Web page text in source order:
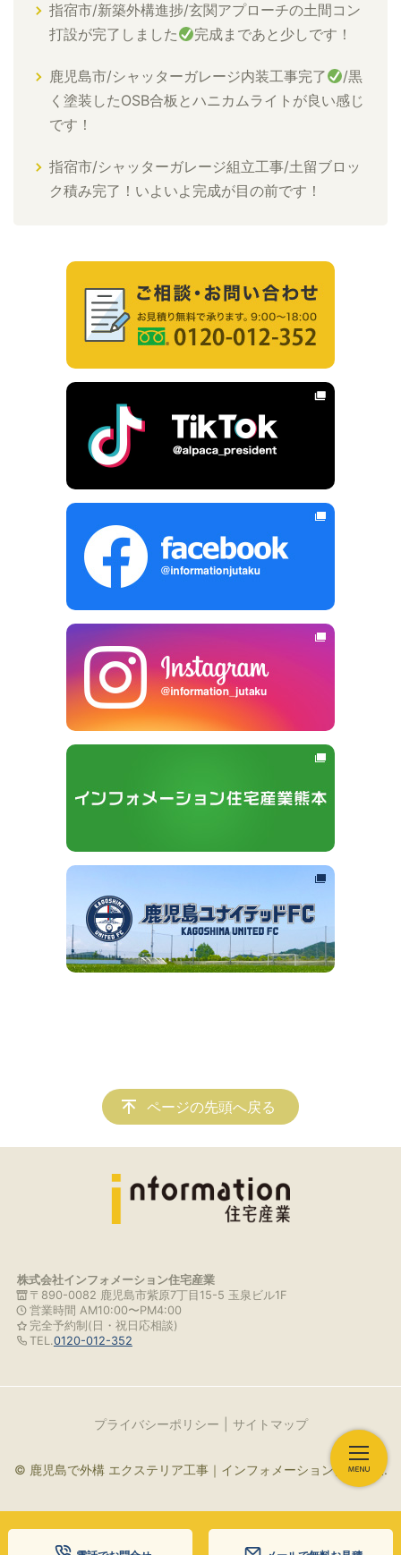
指宿市/新築外構進捗/玄関アプローチの土間コン
打設が完了しました
完成まであと少しです！
鹿児島市/シャッターガレージ内装工事完了
/黒
く塗装したOSB合板とハニカムライトが良い感じ
です！
指宿市/シャッターガレージ組立工事/土留ブロッ
ク積み完了！いよいよ完成が目の前です！
ページの先頭へ戻る
株式会社インフォメーション住宅産業
〒890-0082 鹿児島市紫原7丁目15-5 玉泉ビル1F
営業時間 AM10:00〜PM4:00
完全予約制(日・祝日応相談)
TEL.0120-012-352
プライバシーポリシー サイトマップ
© 鹿児島で外構 エクステリア工事｜インフォメーション住宅産業.